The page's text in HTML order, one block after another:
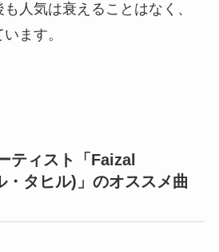
人気は衰えることはなく、
ます。
ティスト「Faizal
タヒル)」のオススメ曲